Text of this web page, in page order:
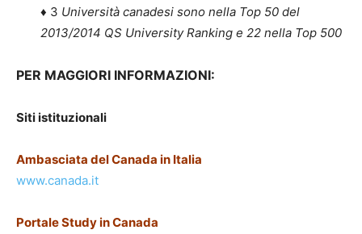
♦ 3 Università canadesi sono nella Top 50 del
2013/2014 QS University Ranking e 22 nella Top 500
PER MAGGIORI INFORMAZIONI:
Siti istituzionali
Ambasciata del Canada in Italia
www.canada.it
Portale Study in Canada